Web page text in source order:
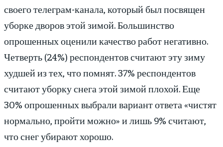
своего телеграм-канала, который был посвящен
уборке дворов этой зимой. Большинство
опрошенных оценили качество работ негативно.
Четверть (24%) респондентов считают эту зиму
худшей из тех, что помнят. 37% респондентов
считают уборку снега этой зимой плохой. Еще
30% опрошенных выбрали вариант ответа «чистят
нормально, пройти можно» и лишь 9% считают,
что снег убирают хорошо.